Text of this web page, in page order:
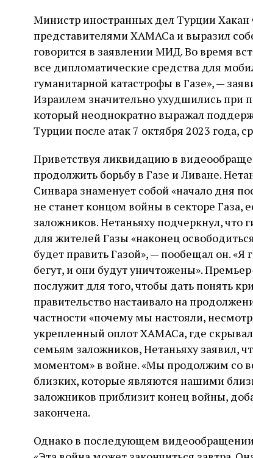
Министр иностранных дел Турции
представителями ХАМАСа и выразил
говорится в заявлении МИД. Во время
все дипломатические средства для
гуманитарной катастрофы в Газе», —
Израилем значительно ухудшились при
который неоднократно выражал
Турции после атак 7 октября 2023 года,
Приветствуя ликвидацию в
продолжить борьбу в Газе и Ливане.
Синвара знаменует собой «начало дня
не станет концом войны в секторе Газа,
заложников. Нетаньяху подчеркнул,
для жителей Газы «наконец
будет править Газой», — пообещал он.
бегут, и они будут уничтожены».
послужит для того, чтобы дать понять
правительство настаивало на
частности «почему мы настояли,
укрепленный оплот ХАМАСа, где
семьям заложников, Нетаньяху заявил,
моментом» в войне. «Мы продолжим со
близких, которые являются нашими
заложников приблизит конец войны,
закончена.
Однако в последующем